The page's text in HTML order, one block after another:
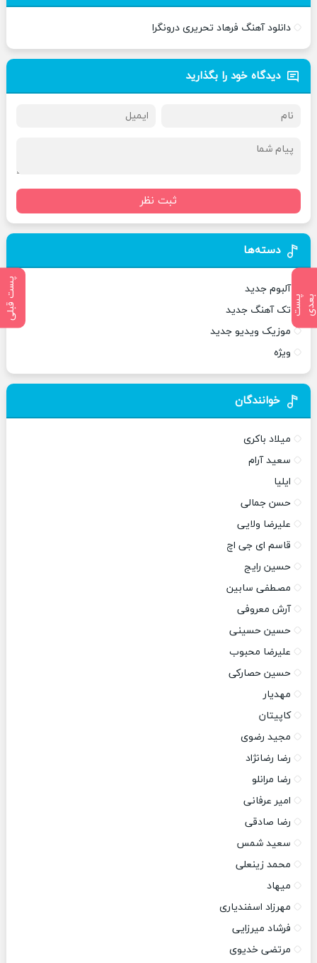
پ
س
ت
ب
ع
د ی پست قبلی
دانلود آهنگ فرهاد تحریری درونگرا
دیدگاه خود را بگذارید
ثبت نظر
دسته‌ها
آلبوم جدید
تک آهنگ جدید
موزیک ویدیو جدید
ویژه
خوانندگان
میلاد باکری
سعید آرام
ایلیا
حسن جمالی
علیرضا ولایی
قاسم ای جی اچ
حسین رایج
مصطفی سابین
آرش معروفی
حسین حسینی
علیرضا محبوب
حسین حصارکی
مهدیار
کاپیتان
مجید رضوی
رضا رضانژاد
رضا مرانلو
امیر عرفانی
رضا صادقی
سعید شمس
محمد زینعلی
میهاد
مهرزاد اسفندیاری
فرشاد میرزایی
مرتضی خدیوی